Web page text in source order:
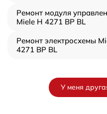
Ремонт модуля
Miele H 4271 BP BL
Ремонт электросхемы
4271 BP BL
У меня